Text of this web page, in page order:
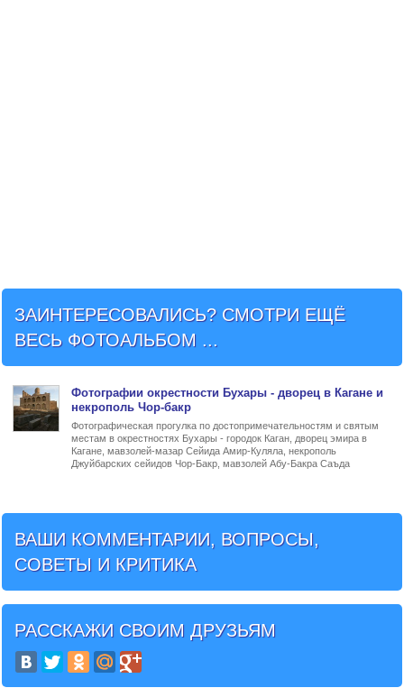
ЗАИНТЕРЕСОВАЛИСЬ? СМОТРИ ЕЩЁ
ВЕСЬ ФОТОАЛЬБОМ ...
Фотографии окрестности Бухары - дворец в Кагане и
некрополь Чор-бакр
Фотографическая прогулка по достопримечательностям и святым
местам в окрестностях Бухары - городок Каган, дворец эмира в
Кагане, мавзолей-мазар Сейида Амир-Куляла, некрополь
Джуйбарских сейидов Чор-Бакр, мавзолей Абу-Бакра Саъда
ВАШИ КОММЕНТАРИИ, ВОПРОСЫ,
СОВЕТЫ И КРИТИКА
РАССКАЖИ СВОИМ ДРУЗЬЯМ